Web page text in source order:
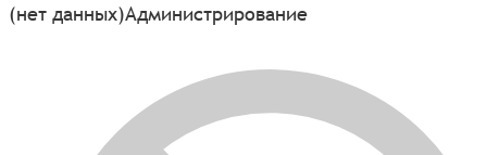
(нет данных)Администрирование